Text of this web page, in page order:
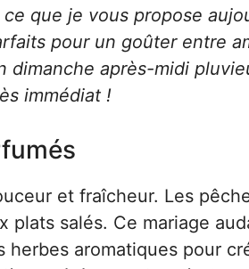
que je vous propose
pour un goûter entre
dimanche après-midi
immédiat !
et fraîcheur. Les
salés. Ce mariage
aromatiques pour